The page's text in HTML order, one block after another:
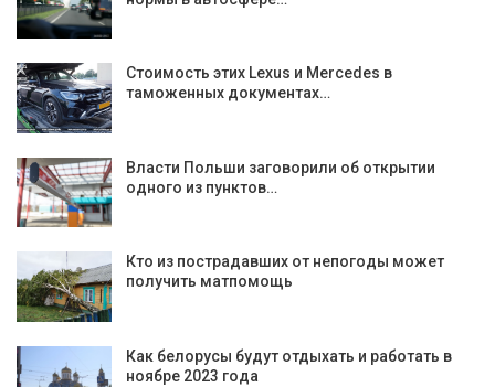
Стоимость этих Lexus и Mercedes в
таможенных документах…
Власти Польши заговорили об открытии
одного из пунктов…
Кто из пострадавших от непогоды может
получить матпомощь
Как белорусы будут отдыхать и работать в
ноябре 2023 года